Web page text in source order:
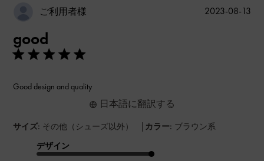
ご利用者様
good
Good design and quality
サイズ: その他（シューズ以外） | カラー: ブラウン系
デザイン
日本語に翻訳する
公
2023-08-13